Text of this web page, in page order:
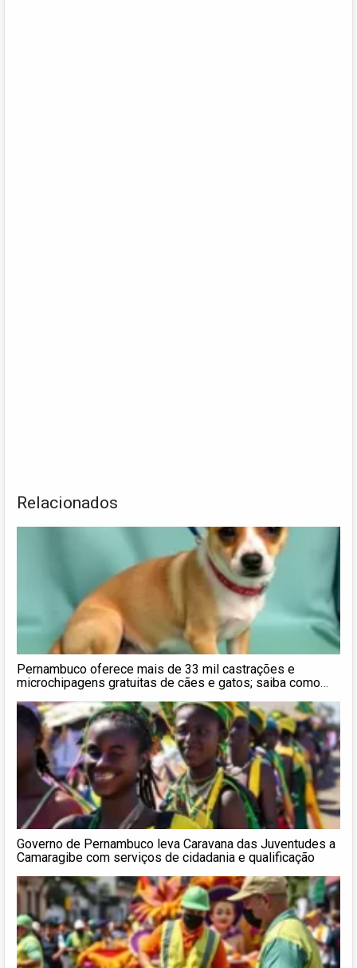
Relacionados
Pernambuco oferece mais de 33 mil castrações e
microchipagens gratuitas de cães e gatos; saiba como
Governo de Pernambuco leva Caravana das Juventudes a
Camaragibe com serviços de cidadania e qualificação